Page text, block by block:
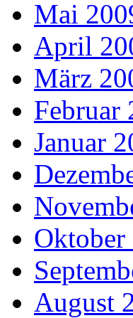
Mai
April
März
Februar
Januar
Oktober
August